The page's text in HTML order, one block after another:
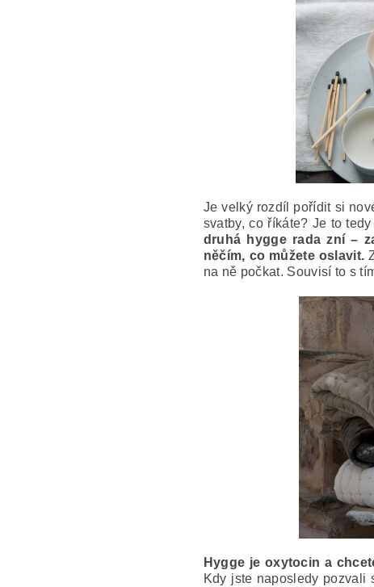
Je velký rozdíl pořídit si
svatby, co říkáte? Je to
druhá hygge rada zní –
něčím, co můžete oslavit.
na ně počkat. Souvisí to s
Hygge je oxytocin a
Kdy jste naposledy pozvali